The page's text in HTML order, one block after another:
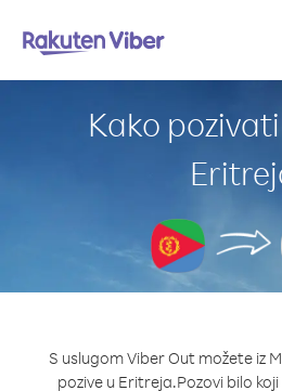
Kako
S uslugom Viber Out možete iz
pozive u Eritreja.Pozovi bilo